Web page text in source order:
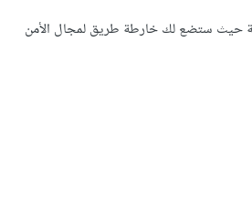
حيث ستضع لك خارطة طريق لمجال الأمن